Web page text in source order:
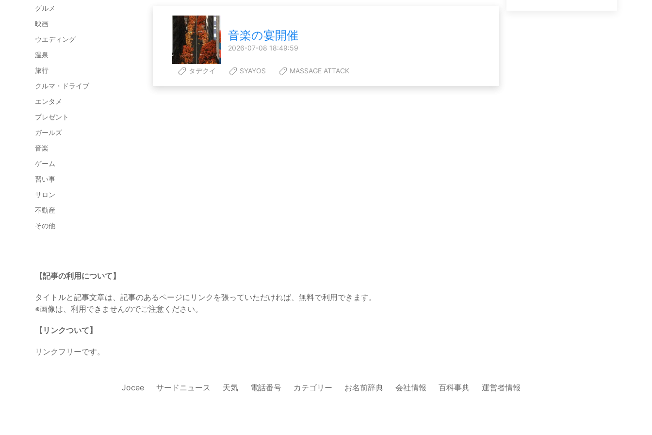
グルメ
映画
ウエディング
温泉
旅行
クルマ・ドライブ
エンタメ
プレゼント
ガールズ
音楽
ゲーム
習い事
サロン
不動産
その他
音楽の宴開催
2026-07-08 18:49:59
タデクイ SYAYOS MASSAGE ATTACK
【記事の利用について】
タイトルと記事文章は、記事のあるページにリンクを張っていただければ、無料で利用できます。
※画像は、利用できませんのでご注意ください。
【リンクついて】
リンクフリーです。
Jocee サードニュース 天気 電話番号 カテゴリー お名前辞典 会社情報 百科事典 運営者情報